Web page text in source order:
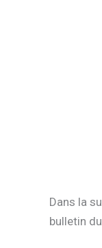
Dans la
bulletin